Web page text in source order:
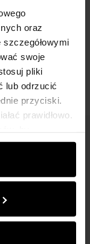
oraz
swoje
pliki
lub odrzucić
przyciski.
prawidłowo.
treści,
informujące o
o tym,
i
te informacje z